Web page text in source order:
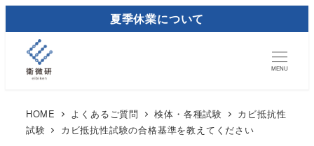
イ
夏季休業について
MENU
HOME よくあるご質問 検体・各種試験
カビ抵抗性
試験
カビ抵抗性試験の合格基準を教えてください